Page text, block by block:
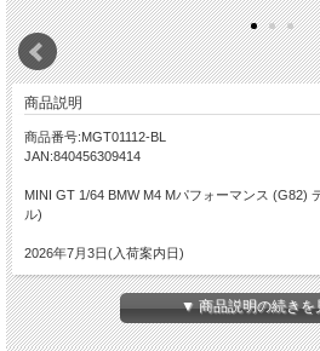
商品説明
商品番号:MGT01112-BL
JAN:840456309414
MINI GT 1/64 BMW M4 Mパフォーマンス (G82)
ル)
2026年7月3日(入荷案内日)
▼ 商品説明の続き